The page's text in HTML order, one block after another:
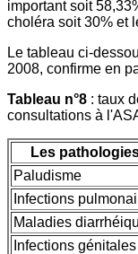
important soit
choléra soit 30% et
Le tableau ci-
2008, confirme en
Tableau n°8 : taux
consultations à
Les
Paludisme
Infections
Maladies
Infections génitales